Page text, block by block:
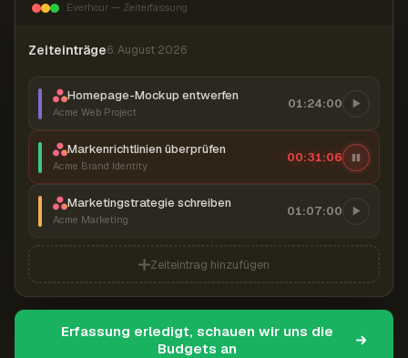
Everhour — Zeiterfassung
Zeiteinträge6. August 2026
Homepage-Mockup entwerfen
Acme Web Project
01:24:00
Markenrichtlinien überprüfen
Acme Brand Identity
00:31:07
Marketingstrategie schreiben
Acme Marketing
01:07:00
Zeiteintrag hinzufügen
Erfassung erledigt, schauen wir uns die
Budgets an